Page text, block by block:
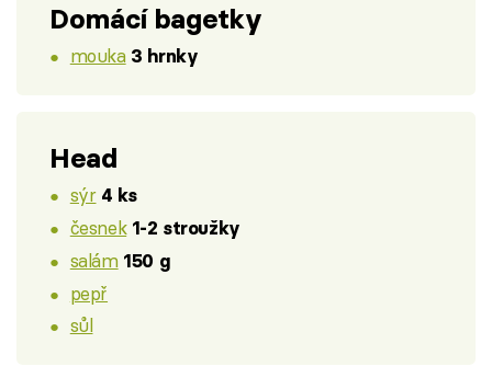
Domácí bagetky
mouka 3 hrnky
Head
sýr 4 ks
česnek 1-2 stroužky
salám 150 g
pepř
sůl